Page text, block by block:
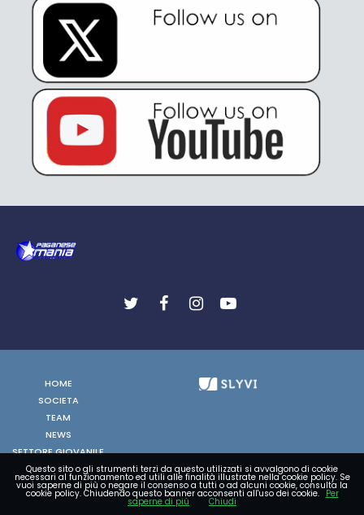
HOME
SOCIETA
TEAM
NEWS
SETTORE GIOVANILE
FOTO
VIDEO
Questo sito o gli strumenti terzi da questo utilizzati si avvalgono di cookie
necessari al funzionamento ed utili alle finalità illustrate nella cookie policy. Se
vuoi saperne di più o negare il consenso a tutti o ad alcuni cookie, consulta la
cookie policy. Chiudendo questo banner acconsenti all'uso dei cookie. Per
saperne di più Chiudi